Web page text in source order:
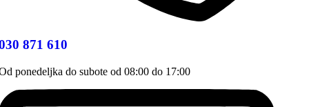
871 610
ponedeljka do subote od 08:00 do 17:00